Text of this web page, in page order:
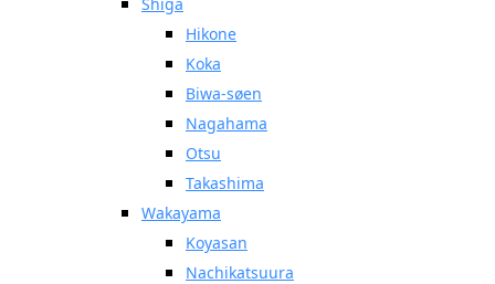
Hikone
Koka
Biwa-søen
Nagahama
Otsu
Takashima
Wakayama
Koyasan
Nachikatsuura